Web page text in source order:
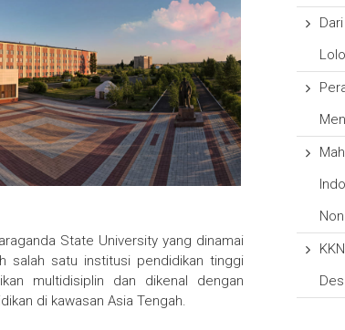
State University yang dinamai
salah satu institusi pendidikan tinggi
multidisiplin dan dikenal dengan
di kawasan Asia Tengah.